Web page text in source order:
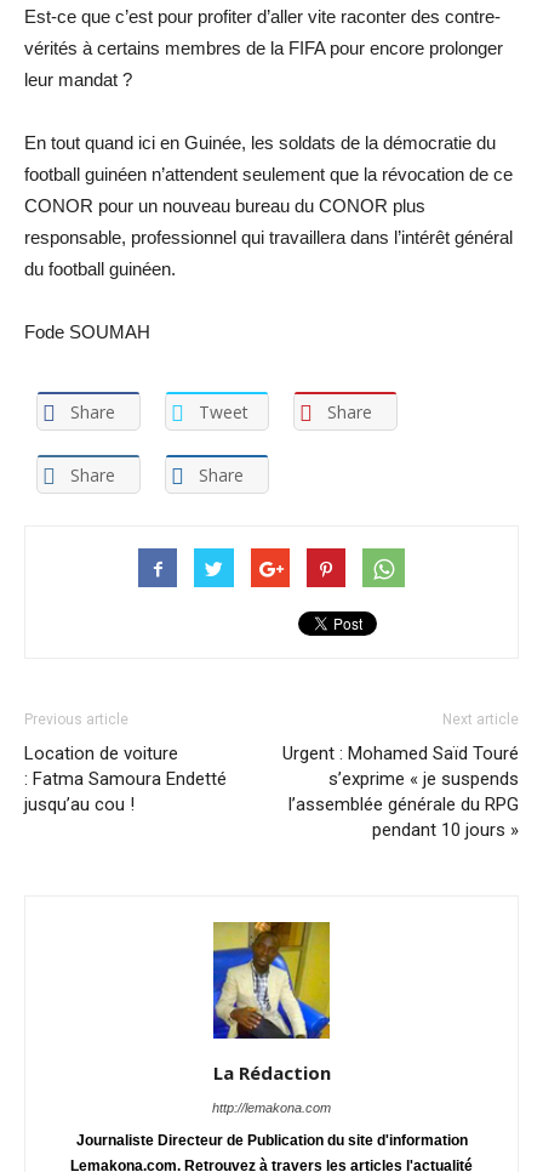
Est-ce que c’est pour profiter d’aller vite raconter des contre-
vérités à certains membres de la FIFA pour encore prolonger
leur mandat ?
En tout quand ici en Guinée, les soldats de la démocratie du
football guinéen n’attendent seulement que la révocation de ce
CONOR pour un nouveau bureau du CONOR plus
responsable, professionnel qui travaillera dans l’intérêt général
du football guinéen.
Fode SOUMAH
Share Tweet Share
Share Share
Previous article
Location de voiture
: Fatma Samoura Endetté
jusqu’au cou !
Next article
Urgent : Mohamed Saïd Touré
s’exprime « je suspends
l’assemblée générale du RPG
pendant 10 jours »
La Rédaction
http://lemakona.com
Journaliste Directeur de Publication du site d'information
Lemakona.com. Retrouvez à travers les articles l'actualité